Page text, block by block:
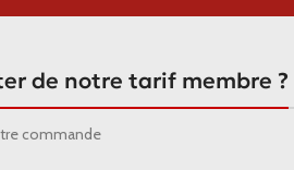
de notre tarif membre ?
commande